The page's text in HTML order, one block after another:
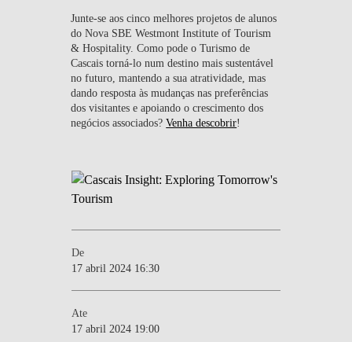
Junte-se aos cinco melhores projetos de alunos
do Nova SBE Westmont Institute of Tourism
& Hospitality. Como pode o Turismo de
Cascais torná-lo num destino mais sustentável
no futuro, mantendo a sua atratividade, mas
dando resposta às mudanças nas preferências
dos visitantes e apoiando o crescimento dos
negócios associados?Venha descobrir!
De
17 abril 2024 16:30
Ate
17 abril 2024 19:00